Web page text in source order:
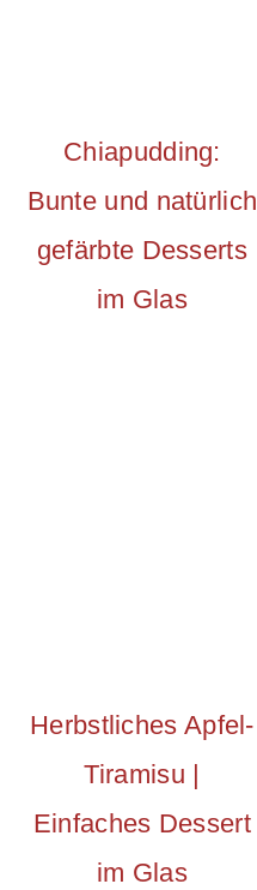
Chiapudding:
Bunte und natürlich
gefärbte Desserts
im Glas
Herbstliches Apfel-
Tiramisu |
Einfaches Dessert
im Glas